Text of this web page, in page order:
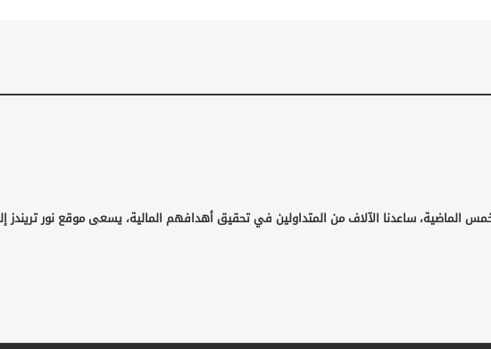
الماضية، ساعدنا الآلاف من المتداولين في تحقيق أهدافهم المالية، يسعى موقع نور تريندز